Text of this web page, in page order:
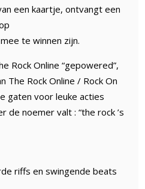
een kaartje, ontvangt een
te winnen zijn.
Rock Online “gepowered”,
The Rock Online / Rock On
gaten voor leuke acties
de noemer valt : “the rock ’s
riffs en swingende beats